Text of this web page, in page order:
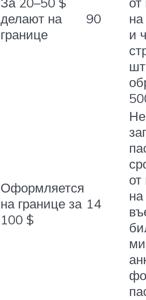
делают на
границе
90
и
Оформляется
на границе за
100 $
14